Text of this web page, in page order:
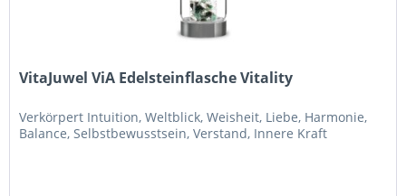
VitaJuwel ViA Edelsteinflasche Vitality
Verkörpert Intuition, Weltblick, Weisheit, Liebe, Harmonie,
Balance, Selbstbewusstsein, Verstand, Innere Kraft